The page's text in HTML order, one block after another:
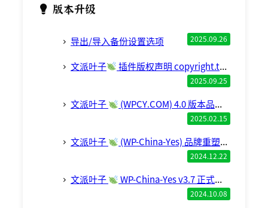
版本升级
导出/导入备份设置选项 2025.09.26
文派叶子 插件版权声明 copyright.txt 已更新
2025.09.25
文派叶子 (WPCY.COM) 4.0 版本品牌白标新功能预览
2025.02.15
文派叶子 (WP-China-Yes) 品牌重塑完成，现已启用新域名 WPCY.com
2024.12.22
文派叶子 WP-China-Yes v3.7 正式版发布。
2024.10.08